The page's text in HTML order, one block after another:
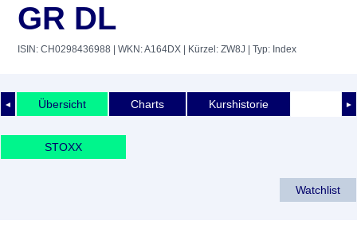
GR DL
ISIN: CH0298436988 | WKN: A164DX | Kürzel: ZW8J | Typ: Index
◄ ►
Übersicht Charts Kurshistorie
STOXX
Watchlist